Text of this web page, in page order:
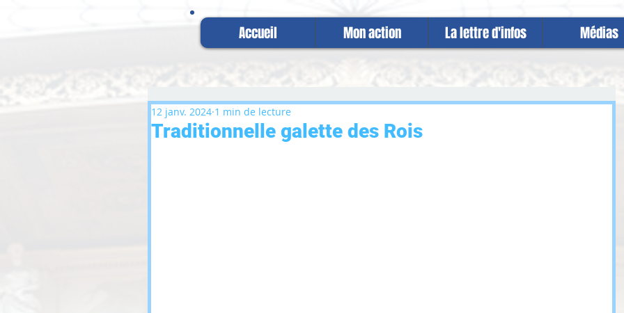
Accueil Mon action La lettre d'infos Médias
Traditionnelle galette des Rois
12 janv. 2024 1 min de lecture